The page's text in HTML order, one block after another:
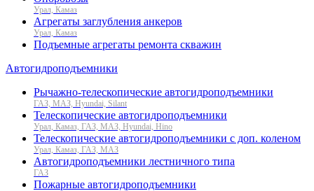
Урал, Камаз
Агрегаты заглубления анкеров
Урал, Камаз
Подъемные агрегаты ремонта скважин
Автогидроподъемники
Рычажно-телескопические автогидроподъемники
ГАЗ, МАЗ, Hyundai, Silant
Телескопические автогидроподъемники
Урал, Камаз, ГАЗ, МАЗ, Hyundai, Hino
Телескопические автогидроподъемники с доп. коленом
Урал, Камаз, ГАЗ, МАЗ
Автогидроподъемники лестничного типа
ГАЗ
Пожарные автогидроподъемники